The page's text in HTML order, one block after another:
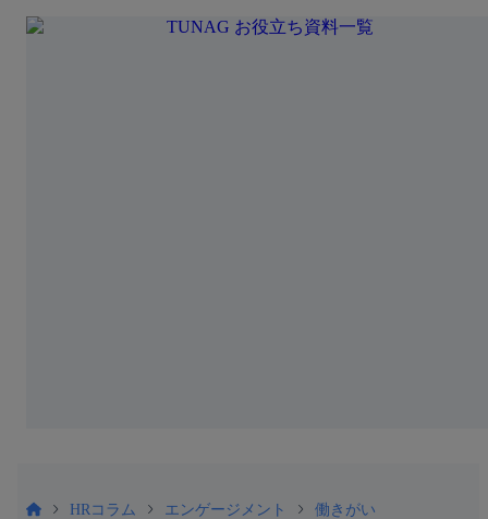
HRコラム エンゲージメント
働きがい